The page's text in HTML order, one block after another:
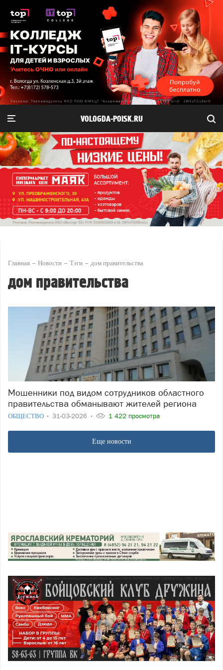
VOLOGDA-POISK.RU
Главная Новости Тэги дом правительства
дом правительства
Мошенники под видом сотрудников областного
правительства обманывают жителей региона
ОБЩЕСТВО 31-03-2026 1 422 просмотра
Еще новости